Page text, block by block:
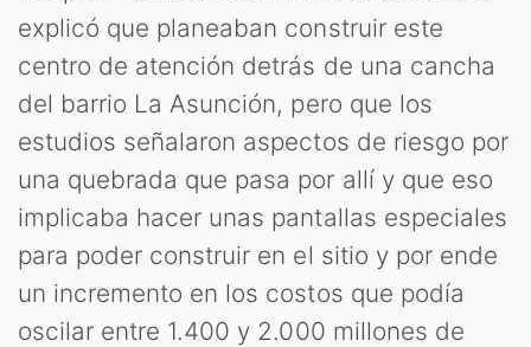
explicó que planeaban construir este
centro de atención detrás de una cancha
del barrio La Asunción, pero que los
estudios señalaron aspectos de riesgo por
una quebrada que pasa por allí y que eso
implicaba hacer unas pantallas especiales
para poder construir en el sitio y por ende
un incremento en los costos que podía
oscilar entre 1.400 y 2.000 millones de